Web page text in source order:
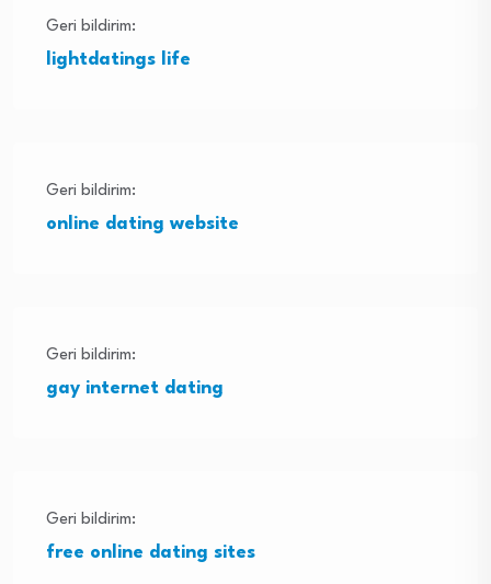
Geri bildirim:
lightdatings life
Geri bildirim:
online dating website
Geri bildirim:
gay internet dating
Geri bildirim:
free online dating sites